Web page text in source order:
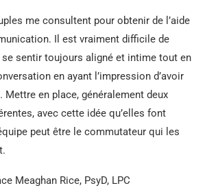
me consultent pour obtenir de l’aide
Il est vraiment difficile de
se sentir toujours aligné et intime tout en
en ayant l’impression d’avoir
Mettre en place, généralement deux
avec cette idée qu’elles font
peut être le commutateur qui les
Meaghan Rice, PsyD, LPC